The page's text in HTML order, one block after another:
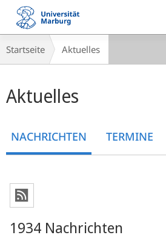
Mobile-
Navigation
Breadcrumb-
Navigation
Startseite Aktuelles
Aktuelles
NACHRICHTEN TERMINE
1934 Nachrichten